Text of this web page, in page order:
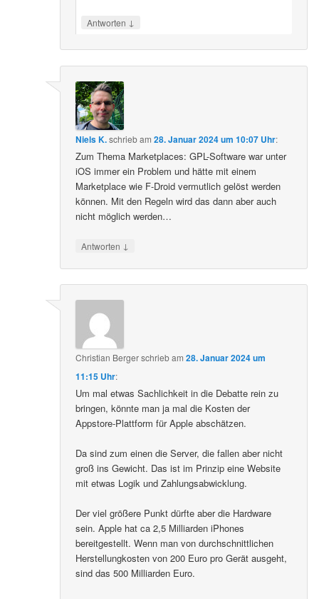
Antworten ↓
Niels K.schriebam28. Januar 2024 um 10:07 Uhr:
Zum Thema Marketplaces: GPL-Software war unter
iOS immer ein Problem und hätte mit einem
Marketplace wie F-Droid vermutlich gelöst werden
können. Mit den Regeln wird das dann aber auch
nicht möglich werden…
Antworten ↓
Christian Bergerschriebam28. Januar 2024 um
11:15 Uhr:
Um mal etwas Sachlichkeit in die Debatte rein zu
bringen, könnte man ja mal die Kosten der
Appstore-Plattform für Apple abschätzen.
Da sind zum einen die Server, die fallen aber nicht
groß ins Gewicht. Das ist im Prinzip eine Website
mit etwas Logik und Zahlungsabwicklung.
Der viel größere Punkt dürfte aber die Hardware
sein. Apple hat ca 2,5 Milliarden iPhones
bereitgestellt. Wenn man von durchschnittlichen
Herstellungkosten von 200 Euro pro Gerät ausgeht,
sind das 500 Milliarden Euro.